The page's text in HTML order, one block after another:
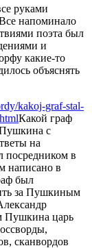
руками
напоминало
поэта был
и
какие-то
объяснять
kakoj-graf-stal-
Какой граф
с
на
посредником в
написано в
был
за Пушкиным
Пушкина царь